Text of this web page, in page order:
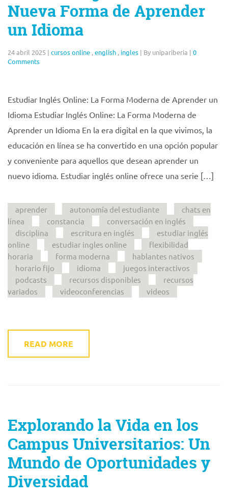
Nueva Forma de Aprender
un Idioma
24 abril 2025 | cursos online ,english , ingles | By unipariberia | 0
Comments
Estudiar Inglés Online: La Forma Moderna de Aprender un
Idioma Estudiar Inglés Online: La Forma Moderna de
Aprender un Idioma En la era digital en la que vivimos, la
educación en línea se ha convertido en una opción popular
y conveniente para aquellos que desean aprender un
nuevo idioma. Estudiar inglés online ofrece una serie […]
aprender autonomía del estudiante
chats en
línea
constancia
conversación en inglés
disciplina
escritura en inglés
estudiar inglés
online
estudiar ingles online
flexibilidad
horaria
forma moderna
hablantes nativos
horario fijo
idioma
juegos interactivos
podcasts
recursos disponibles
recursos
variados
videoconferencias videos
READ MORE
Explorando la Vida en los
Campus Universitarios: Un
Mundo de Oportunidades y
Diversidad